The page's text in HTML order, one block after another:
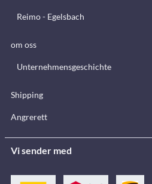
Reimo - Egelsbach
om oss
Unternehmensgeschichte
Shipping
Angrerett
Vi sender med